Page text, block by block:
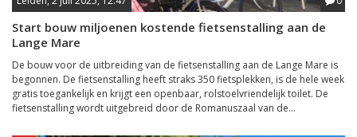
Start bouw miljoenen kostende fietsenstalling aan de
Lange Mare
De bouw voor de uitbreiding van de fietsenstalling aan de Lange Mare is
begonnen. De fietsenstalling heeft straks 350 fietsplekken, is de hele week
gratis toegankelijk en krijgt een openbaar, rolstoelvriendelijk toilet. De
fietsenstalling wordt uitgebreid door de Romanuszaal van de...